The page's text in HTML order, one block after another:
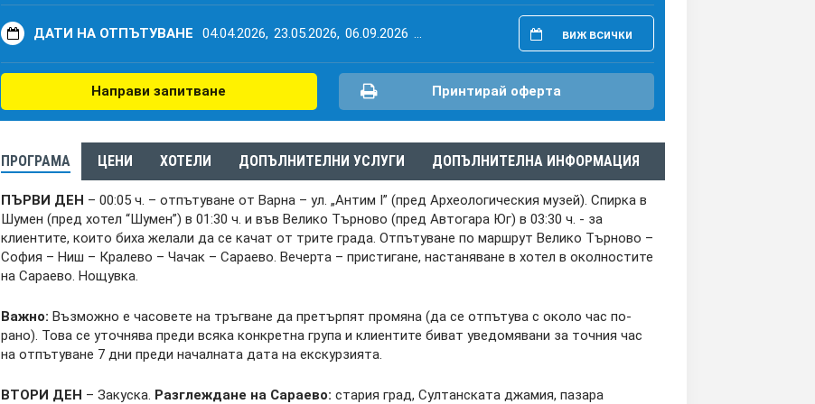
ДАТИ НА ОТПЪТУВАНЕ 04.04.2026, 23.05.2026, 06.09.2026 виж всички
Направи запитване Принтирай оферта
ПРОГРАМА ЦЕНИ ХОТЕЛИ ДОПЪЛНИТЕЛНИ УСЛУГИ ДОПЪЛНИТЕЛНА ИНФОРМАЦИЯ
ПЪРВИ ДЕН – 00:05 ч. – отпътуване от Варна – ул. „Антим I” (пред Археологическия музей). Спирка в
Шумен (пред хотел “Шумен”) в 01:30 ч. и във Велико Търново (пред Автогара Юг) в 03:30 ч. - за
клиентите, които биха желали да се качат от трите града. Отпътуване по маршрут Велико Търново –
София – Ниш – Кралево – Чачак – Сараево. Вечерта – пристигане, настаняване в хотел в околностите
на Сараево. Нощувка.
Важно: Възможно е часовете на тръгване да претърпят промяна (да се отпътува с около час по-
рано). Това се уточнява преди всяка конкретна група и клиентите биват уведомявани за точния час
на отпътуване 7 дни преди началната дата на екскурзията.
ВТОРИ ДЕН – Закуска. Разглеждане на Сараево: стария град, Султанската джамия, пазара